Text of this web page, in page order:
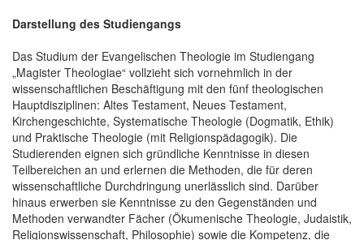
Darstellung des Studiengangs
Das Studium der Evangelischen Theologie im Studiengang
„Magister Theologiae“ vollzieht sich vornehmlich in der
wissenschaftlichen Beschäftigung mit den fünf theologischen
Hauptdisziplinen: Altes Testament, Neues Testament,
Kirchengeschichte, Systematische Theologie (Dogmatik, Ethik)
und Praktische Theologie (mit Religionspädagogik). Die
Studierenden eignen sich gründliche Kenntnisse in diesen
Teilbereichen an und erlernen die Methoden, die für deren
wissenschaftliche Durchdringung unerlässlich sind. Darüber
hinaus erwerben sie Kenntnisse zu den Gegenständen und
Methoden verwandter Fächer (Ökumenische Theologie, Judaistik,
Religionswissenschaft, Philosophie) sowie die Kompetenz, die